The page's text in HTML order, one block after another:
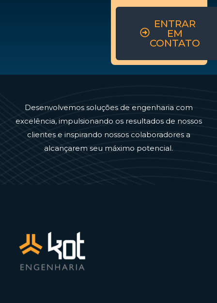
ENTRAR
EM
CONTATO
Desenvolvemos soluções de engenharia com
excelência, impulsionando os resultados de nossos
clientes e inspirando nossos colaboradores a
alcançarem seu máximo potencial.